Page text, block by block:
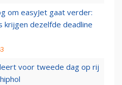
om easyJet gaat verder:
krijgen dezelfde deadline
voor tweede dag op rij